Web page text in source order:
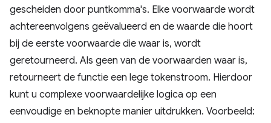
gescheiden door puntkomma's. Elke voorwaarde wordt
achtereenvolgens geëvalueerd en de waarde die hoort
bij de eerste voorwaarde die waar is, wordt
geretourneerd. Als geen van de voorwaarden waar is,
retourneert de functie een lege tokenstroom. Hierdoor
kunt u complexe voorwaardelijke logica op een
eenvoudige en beknopte manier uitdrukken. Voorbeeld: